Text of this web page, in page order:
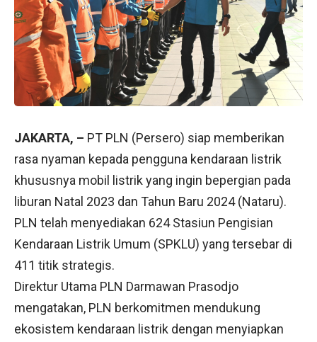
JAKARTA, – PT PLN (Persero) siap memberikan
rasa nyaman kepada pengguna kendaraan listrik
khususnya mobil listrik yang ingin bepergian pada
liburan Natal 2023 dan Tahun Baru 2024 (Nataru).
PLN telah menyediakan 624 Stasiun Pengisian
Kendaraan Listrik Umum (SPKLU) yang tersebar di
411 titik strategis.
Direktur Utama PLN Darmawan Prasodjo
mengatakan, PLN berkomitmen mendukung
ekosistem kendaraan listrik dengan menyiapkan